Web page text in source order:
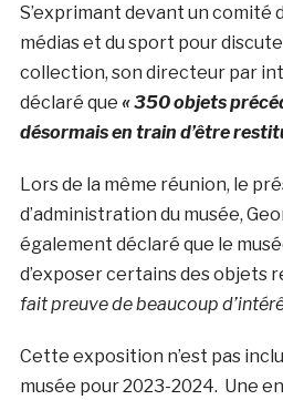
S’exprimant devant un comité
médias et du sport pour
collection, son directeur par
déclaré que « 350 objets
désormais en train d’être
Lors de la même réunion, le
d’administration du musée,
également déclaré que le
d’exposer certains des objets
fait preuve de beaucoup
Cette exposition n’est pas
musée pour 2023-2024. Une